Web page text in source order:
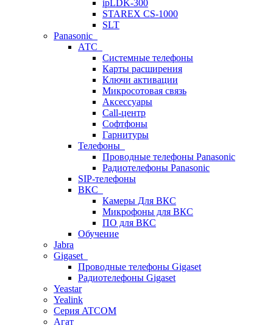
ipLDK-300
STAREX CS-1000
SLT
Panasonic
АТС
Системные телефоны
Карты расширения
Ключи активации
Микросотовая связь
Аксессуары
Call-центр
Софтфоны
Гарнитуры
Телефоны
Проводные телефоны Panasonic
Радиотелефоны Panasonic
SIP-телефоны
ВКС
Камеры Для ВКС
Микрофоны для ВКС
ПО для ВКС
Обучение
Jabra
Gigaset
Проводные телефоны Gigaset
Радиотелефоны Gigaset
Yeastar
Yealink
Серия ATCOM
Агат